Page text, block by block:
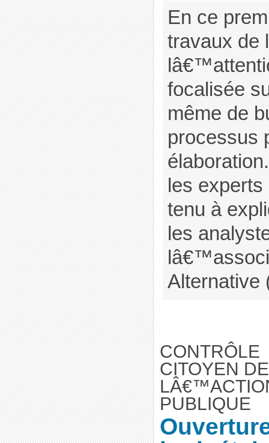
En ce
travaux de
focalisée
même de
processus
les
tenu à
les
Alternative
CONTRÔLE
CITOYEN DE
PUBLIQUE